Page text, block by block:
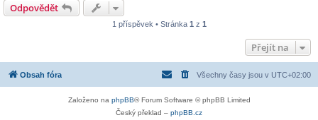
Odpovědět
1 příspěvek • Stránka 1 z 1
Přejít na
Obsah fóra Všechny časy jsou v UTC+02:00
Založeno na phpBB® Forum Software © phpBB Limited
Český překlad – phpBB.cz